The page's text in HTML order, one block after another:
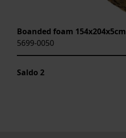
Boanded foam 154x204x5cm
5699-0050
Saldo 2